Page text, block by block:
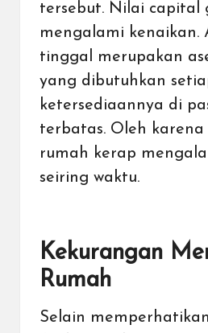
tersebut. Nilai capital
mengalami kenaikan.
tinggal merupakan
yang dibutuhkan
ketersediaannya di
terbatas. Oleh karena
rumah kerap
seiring waktu.
Kekurangan
Rumah
Selain